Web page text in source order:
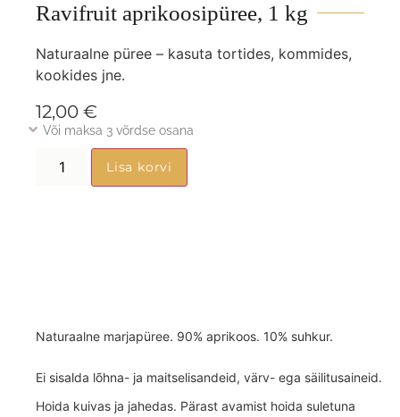
Ravifruit aprikoosipüree, 1 kg
Naturaalne püree – kasuta tortides, kommides,
kookides jne.
12,00 €
Või maksa 3 võrdse osana
Lisa korvi
Naturaalne marjapüree. 90% aprikoos. 10% suhkur.
Ei sisalda lõhna- ja maitselisandeid, värv- ega säilitusaineid.
Hoida kuivas ja jahedas. Pärast avamist hoida suletuna